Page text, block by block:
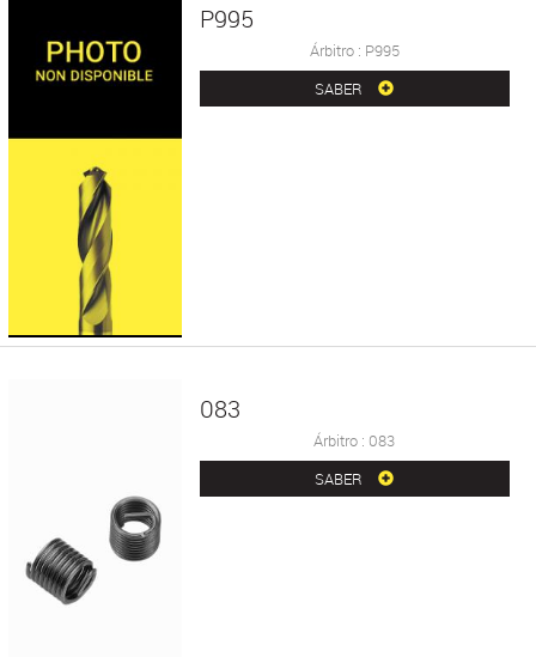
P995
Árbitro : P995
SABER
083
Árbitro : 083
SABER